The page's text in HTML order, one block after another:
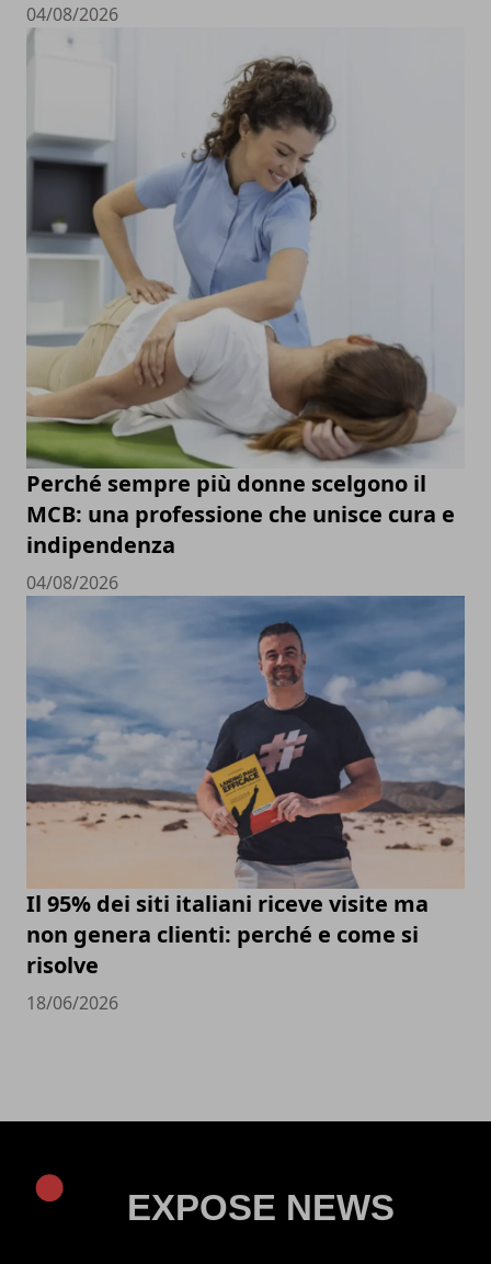
04/08/2026
Perché sempre più donne scelgono il
MCB: una professione che unisce cura e
indipendenza
04/08/2026
Il 95% dei siti italiani riceve visite ma
non genera clienti: perché e come si
risolve
18/06/2026